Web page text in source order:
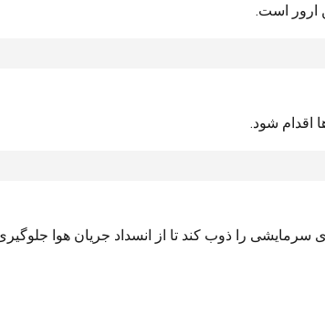
ارور است.
اقدام شود.
را ذوب کند تا از انسداد جریان هوا